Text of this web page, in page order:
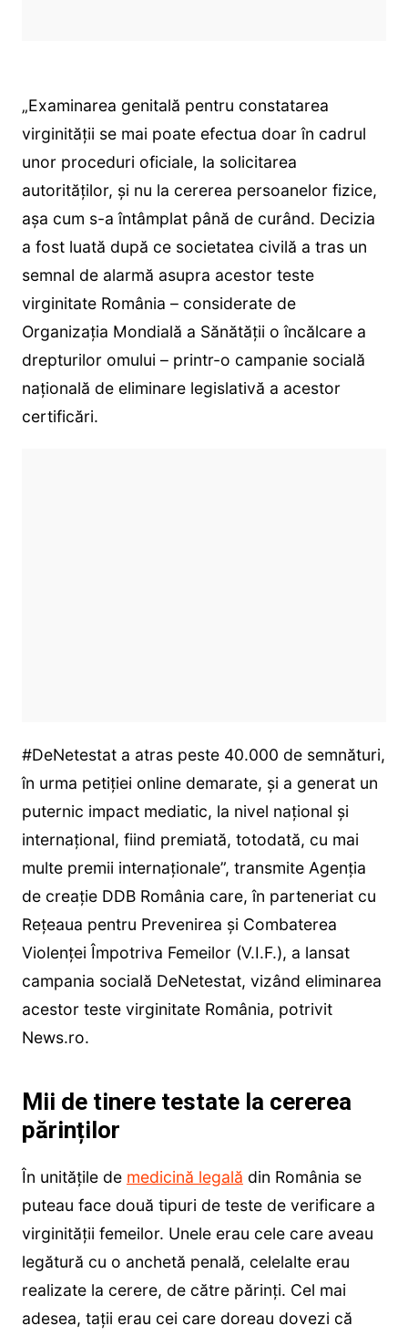
„Examinarea genitală pentru constatarea
virginităţii se mai poate efectua doar în cadrul
unor proceduri oficiale, la solicitarea
autorităţilor, şi nu la cererea persoanelor fizice,
aşa cum s-a întâmplat până de curând. Decizia
a fost luată după ce societatea civilă a tras un
semnal de alarmă asupra acestor teste
virginitate România – considerate de
Organizaţia Mondială a Sănătăţii o încălcare a
drepturilor omului – printr-o campanie socială
naţională de eliminare legislativă a acestor
certificări.
#DeNetestat a atras peste 40.000 de semnături,
în urma petiţiei online demarate, şi a generat un
puternic impact mediatic, la nivel naţional şi
internaţional, fiind premiată, totodată, cu mai
multe premii internaţionale”, transmite Agenția
de creaţie DDB România care, în parteneriat cu
Reţeaua pentru Prevenirea şi Combaterea
Violenţei Împotriva Femeilor (V.I.F.), a lansat
campania socială DeNetestat, vizând eliminarea
acestor teste virginitate România, potrivit
News.ro.
Mii de tinere testate la cererea
părinților
În unitățile de medicină legală din România se
puteau face două tipuri de teste de verificare a
virginităţii femeilor. Unele erau cele care aveau
legătură cu o anchetă penală, celelalte erau
realizate la cerere, de către părinţi. Cel mai
adesea, tații erau cei care doreau dovezi că